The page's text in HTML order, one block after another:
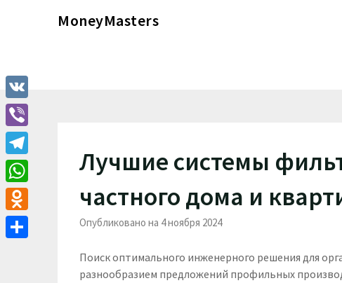
MoneyMasters
Лучшие системы
частного дома и
Опубликовано на 4 ноября 2024
Поиск оптимального инженерного решения для
разнообразием предложений профильных
VK
Viber
Telegram
WhatsApp
Odnoklassniki